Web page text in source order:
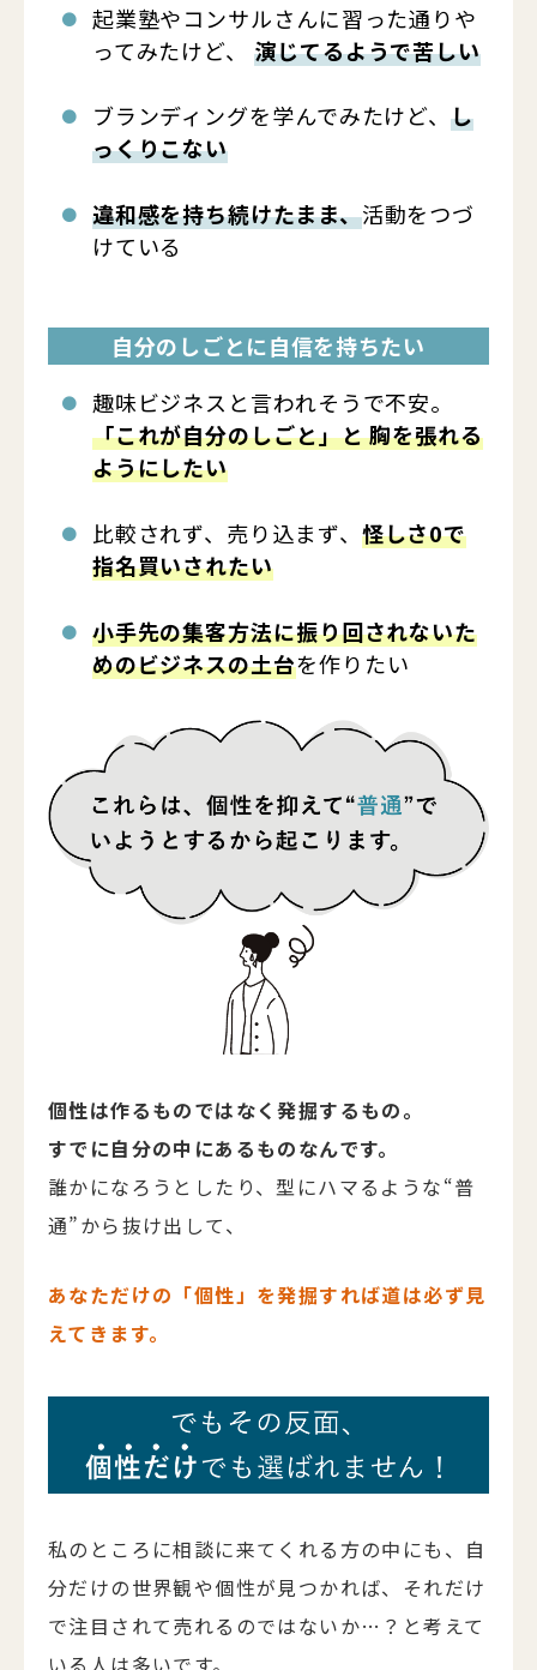
起業塾やコンサルさんに習った通りや
ってみたけど、
演じてるようで苦しい
ブランディングを学んでみたけど、し
っくりこない
違和感を持ち続けたまま、活動をつづ
けている
自分のしごとに自信を持ちたい
趣味ビジネスと言われそうで不安。
「これが自分のしごと」と 胸を張れる
ようにしたい
比較されず、売り込まず、 怪しさ0で
指名買いされたい
小手先の集客方法に振り回されないた
めのビジネスの土台を作りたい
個性は作るものではなく発掘するもの。
すでに自分の中にあるものなんです。
誰かになろうとしたり、型にハマるような“普
通”から抜け出して、
あなただけの「個性」を発掘すれば道は必ず見
えてきます。
私のところに相談に来てくれる方の中にも、自
分だけの世界観や個性が見つかれば、それだけ
で注目されて売れるのではないか…？と考えて